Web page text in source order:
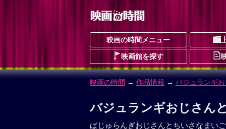
映画の時間メニュー
映画館を探す
映画の時間 → 作品情報 → バジュランギ
バジュランギおじさん
ばじゅらんぎおじさんとちいさなまいご